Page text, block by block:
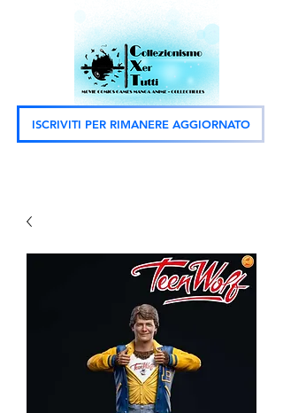
ISCRIVITI PER RIMANERE AGGIORNATO